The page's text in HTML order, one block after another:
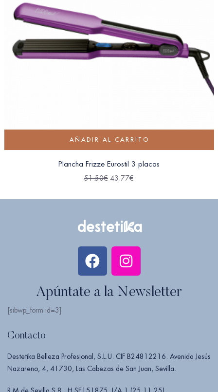
AÑADIR AL CARRITO
Plancha Frizze Eurostil 3 placas
51.50€ 43.77€
Apúntate a la Newsletter
[sibwp_form id=3]
Contacto
Destetika Belleza Profesional, S.L.U. CIF B24812216. Avenida Jesús
Nazareno, 4, 41730, Las Cabezas de San Juan, Sevilla.